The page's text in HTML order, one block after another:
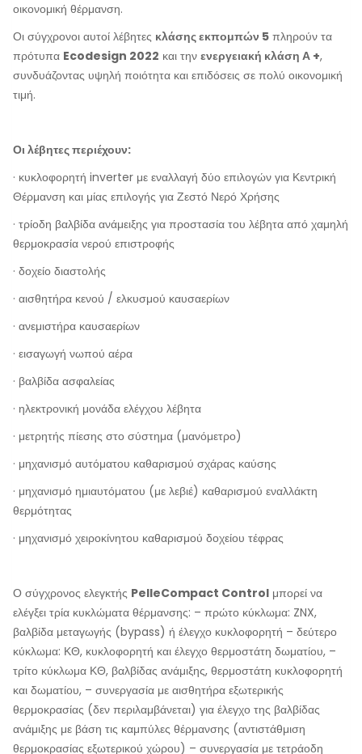
οικονομική θέρμανση.
Οι σύγχρονοι αυτοί λέβητες κλάσης εκπομπών 5 πληρούν τα
πρότυπα Ecodesign 2022 και την ενεργειακή κλάση Α +,
συνδυάζοντας υψηλή ποιότητα και επιδόσεις σε πολύ οικονομική
τιμή.
Οι λέβητες περιέχουν:
· κυκλοφορητή inverter με εναλλαγή δύο επιλογών για Κεντρική
Θέρμανση και μίας επιλογής για Ζεστό Νερό Χρήσης
· τρίοδη βαλβίδα ανάμειξης για προστασία του λέβητα από χαμηλή
θερμοκρασία νερού επιστροφής
· δοχείο διαστολής
· αισθητήρα κενού / ελκυσμού καυσαερίων
· ανεμιστήρα καυσαερίων
· εισαγωγή νωπού αέρα
· βαλβίδα ασφαλείας
· ηλεκτρονική μονάδα ελέγχου λέβητα
· μετρητής πίεσης στο σύστημα (μανόμετρο)
· μηχανισμό αυτόματου καθαρισμού σχάρας καύσης
· μηχανισμό ημιαυτόματου (με λεβιέ) καθαρισμού εναλλάκτη
θερμότητας
· μηχανισμό χειροκίνητου καθαρισμού δοχείου τέφρας
Ο σύγχρονος ελεγκτής PelleCompact Control μπορεί να
ελέγξει τρία κυκλώματα θέρμανσης: – πρώτο κύκλωμα: ZNX,
βαλβίδα μεταγωγής (bypass) ή έλεγχο κυκλοφορητή – δεύτερο
κύκλωμα: ΚΘ, κυκλοφορητή και έλεγχο θερμοστάτη δωματίου, –
τρίτο κύκλωμα ΚΘ, βαλβίδας ανάμιξης, θερμοστάτη κυκλοφορητή
και δωματίου, – συνεργασία με αισθητήρα εξωτερικής
θερμοκρασίας (δεν περιλαμβάνεται) για έλεγχο της βαλβίδας
ανάμιξης με βάση τις καμπύλες θέρμανσης (αντιστάθμιση
θερμοκρασίας εξωτερικού χώρου) – συνεργασία με τετράοδη